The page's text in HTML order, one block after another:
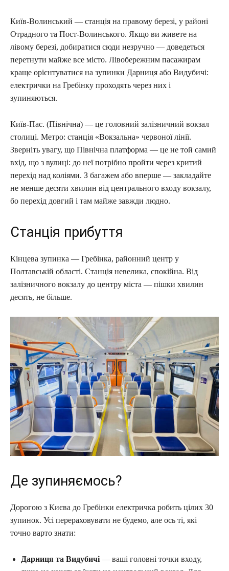
Київ-Волинський — станція на правому березі, у районі
Отрадного та Пост-Волинського. Якщо ви живете на
лівому березі, добиратися сюди незручно — доведеться
перетнути майже все місто. Лівобережним пасажирам
краще орієнтуватися на зупинки Дарниця або Видубичі:
електрички на Гребінку проходять через них і
зупиняються.
Київ-Пас. (Північна) — це головний залізничний вокзал
столиці. Метро: станція «Вокзальна» червоної лінії.
Зверніть увагу, що Північна платформа — це не той самий
вхід, що з вулиці: до неї потрібно пройти через критий
перехід над коліями. З багажем або вперше — закладайте
не менше десяти хвилин від центрального входу вокзалу,
бо перехід довгий і там майже завжди людно.
Станція прибуття
Кінцева зупинка — Гребінка, районний центр у
Полтавській області. Станція невелика, спокійна. Від
залізничного вокзалу до центру міста — пішки хвилин
десять, не більше.
Де зупиняємось?
Дорогою з Києва до Гребінки електричка робить цілих 30
зупинок. Усі перераховувати не будемо, але ось ті, які
точно варто знати:
Дарниця та Видубичі — ваші головні точки входу,